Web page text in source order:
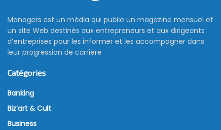
Managers est un média qui publie un magazine mensuel et
un site Web destinés aux entrepreneurs et aux dirigeants
d’entreprises pour les informer et les accompagner dans
leur progression de carrière
Catégories
Banking
Biz’art & Cult
Business